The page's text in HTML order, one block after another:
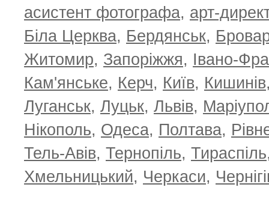
асистент фотографа, арт-
Біла Церква, Бердянськ,
Житомир, Запоріжжя, Івано-
Кам'янське, Керч, Київ, Кишинів
Луганськ, Луцьк, Львів,
Нікополь, Одеса, Полтава,
Тель-Авів, Тернопіль, Тираспіль
Хмельницький, Черкаси,